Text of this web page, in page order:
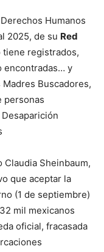
Humanos
2025, de su Red
tiene registrados,
encontradas… y
Buscadores,
personas
Claudia Sheinbaum,
que aceptar la
(1 de septiembre)
mil mexicanos
oficial, fracasada